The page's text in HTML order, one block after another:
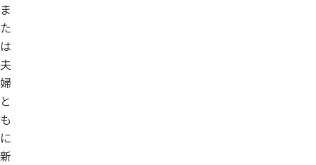
ま
た
は
夫
婦
と
も
に
新